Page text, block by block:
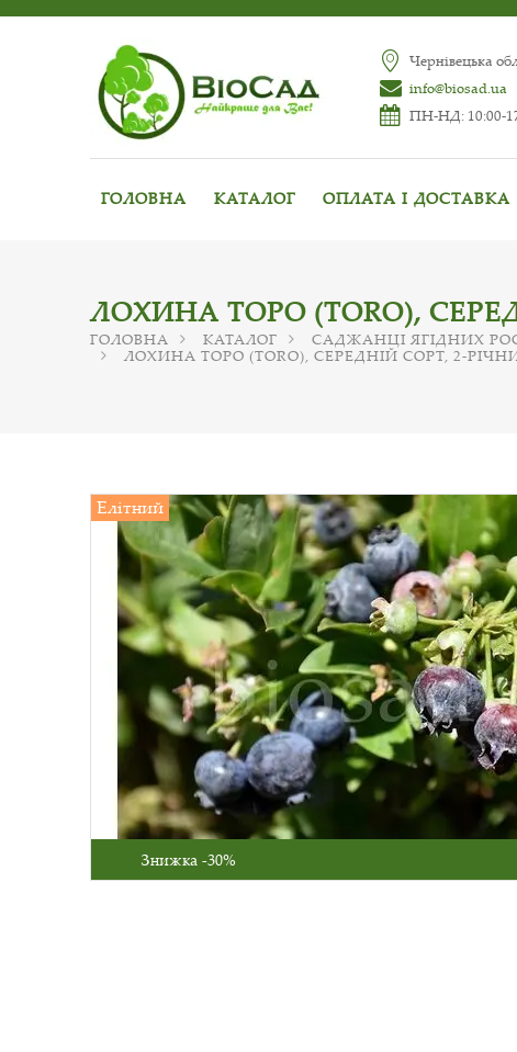
Чернівецька
info@biosad.ua
ПН-НД: 10:00-
ГОЛОВНА КАТАЛОГ ОПЛАТА І ДОСТАВКА
ЛОХИНА ТОРО (TORO),
ГОЛОВНА КАТАЛОГ САДЖАНЦІ ЯГІДНИХ
ЛОХИНА ТОРО (TORO), СЕРЕДНІЙ СОРТ, 2-
Елітний
Знижка -30%